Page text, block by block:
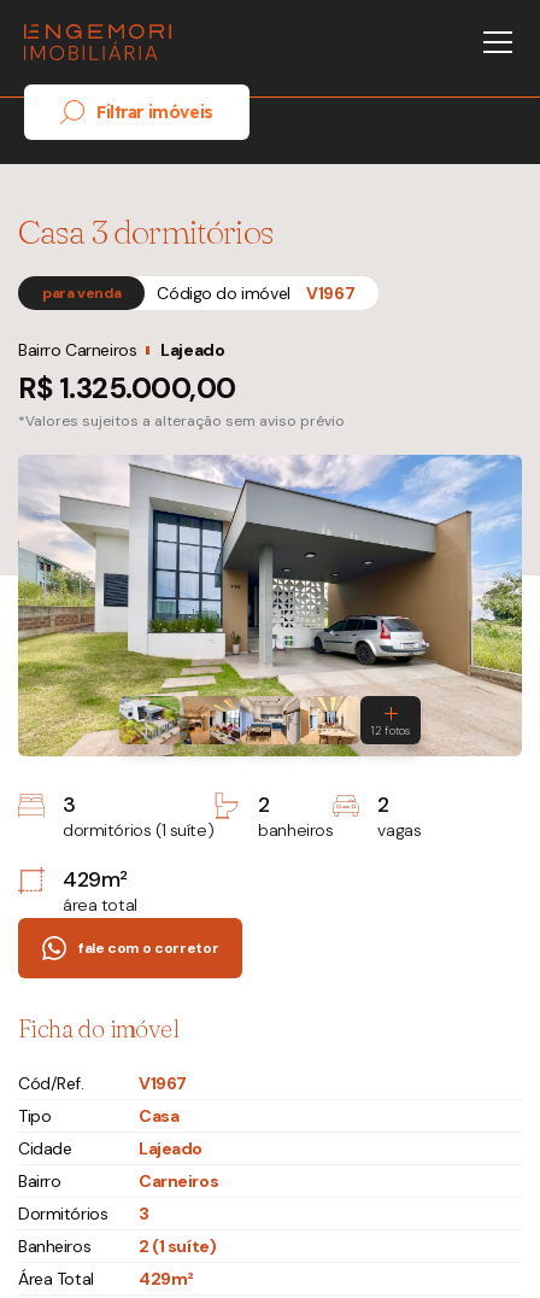
Filtrar imóveis
Casa 3 dormitórios
para venda Código do imóvel V1967
Bairro Carneiros Lajeado
R$ 1.325.000,00
*Valores sujeitos a alteração sem aviso prévio
3
dormitórios (1 suíte)
2
banheiros
2
vagas
429m²
área total
fale com o corretor
Ficha do imóvel
Cód/Ref.
V1967
Tipo
Casa
Cidade
Lajeado
Bairro
Carneiros
Dormitórios
3
Banheiros
2 (1 suíte)
Área Total
429m²